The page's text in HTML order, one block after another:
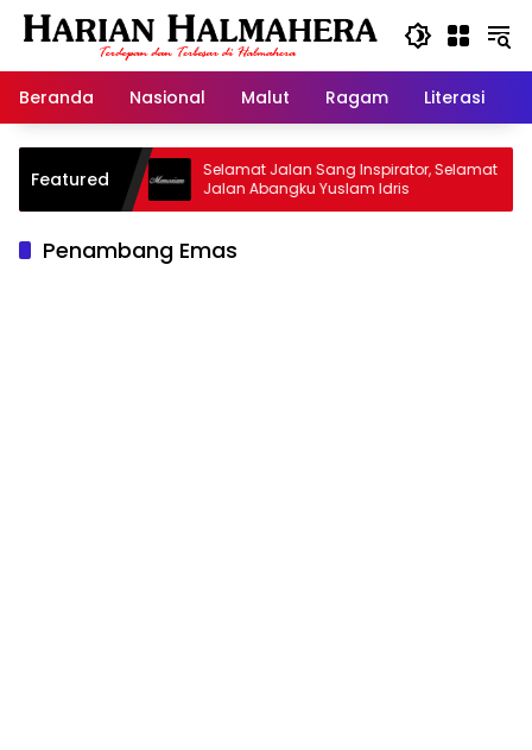
Langsung
Beranda
Nasional Malut Ragam Literasi
Featured
Warisan
Selamat Jalan Sang Inspirator, Selamat
Jalan Abangku Yuslam Idris
Penambang Emas